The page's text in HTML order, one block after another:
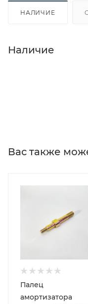
НАЛИЧИЕ
Наличие
Вас также
Палец
амортизатора